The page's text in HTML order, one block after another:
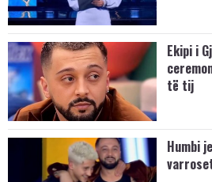
Ekipi i
të tij
Humbi